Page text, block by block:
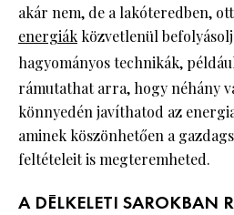
akár nem, de a lakóteredben,
energiák közvetlenül
hagyományos technikák,
rámutathat arra, hogy néhány
könnyedén javíthatod az
aminek köszönhetően a
feltételeit is megteremheted.
A DÉLKELETI SAROKBAN